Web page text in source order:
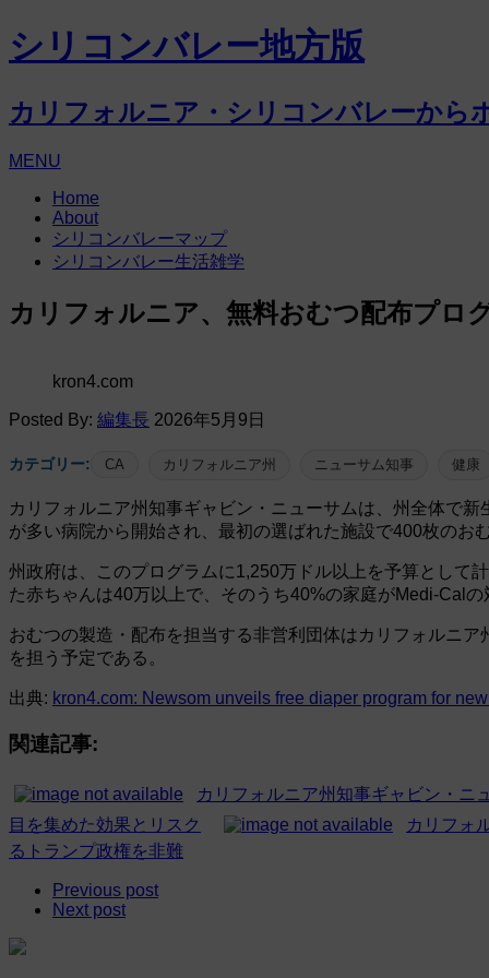
シリコンバレー地方版
カリフォルニア・シリコンバレーから
MENU
Home
About
シリコンバレーマップ
シリコンバレー生活雑学
カリフォルニア、無料おむつ配布プロ
kron4.com
Posted By: 編集長 2026年5月9日
カテゴリー: CA カリフォルニア州 ニューサム知事 健康
カリフォルニア州知事ギャビン・ニューサムは、州全体で
が多い病院から開始され、最初の選ばれた施設で400枚のお
州政府は、このプログラムに1,250万ドル以上を予算として
た赤ちゃんは40万以上で、そのうち40%の家庭がMedi-Calの
おむつの製造・配布を担当する非営利団体はカリフォルニ
を担う予定である。
出典: kron4.com: Newsom unveils free diaper program for
関連記事:
カリフォルニア州知事ギャビン・ニ
目を集めた効果とリスク
カリフォ
るトランプ政権を非難
Previous post
Next post